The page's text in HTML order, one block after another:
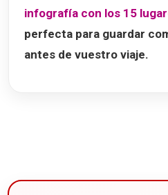
infografía con los 15
perfecta para guardar
antes de vuestro viaje.